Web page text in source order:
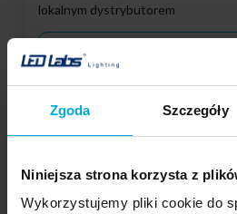
Zgoda Szczegóły
Niniejsza strona korzysta z
Wykorzystujemy pliki cookie do
lokalnym dystrybutorem
Podmiot odpowiedzialny: LED Labs
Kraków, Polska | Kontakt:info@led-
Klosz LUMINES midi